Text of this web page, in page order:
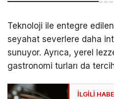
Teknoloji ile entegre
seyahat severlere daha
sunuyor. Ayrıca, yerel
gastronomi turları da